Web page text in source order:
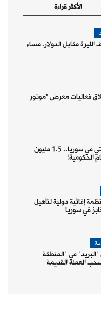
الأكثر قراءة
مقابل الدولار، مساء
فعاليات معرض "موتور
القمح والاكتفاء الذاتي في سوريا.. 1.5 مليون
الحكومية!
إغاثية دولية لتأهيل
في سوريا
في "المنطقة
العملة القديمة